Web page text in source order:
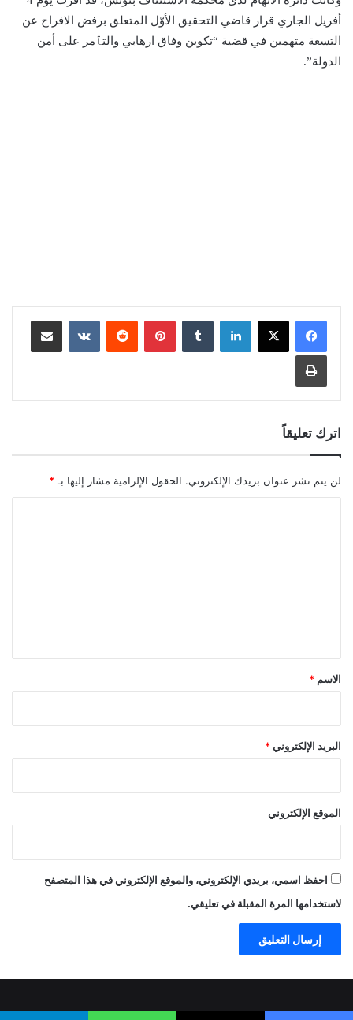
أفريل الجاري قرار قاضي التحقيق الأوّل المتعلق برفض الافراج عن
التسعة متهمين في قضية “تكوين وفاق ارهابي والتٱمر على أمن
الدولة”.
لينكدإن بينتيريست مشاركة عبر البريد
طباعة
اترك تعليقاً
لن يتم نشر عنوان بريدك الإلكتروني. الحقول الإلزامية مشار إليها بـ *
*
الاسم *
البريد الإلكتروني *
الموقع الإلكتروني
احفظ اسمي، بريدي الإلكتروني، والموقع الإلكتروني في هذا المتصفح
لاستخدامها المرة المقبلة في تعليقي.